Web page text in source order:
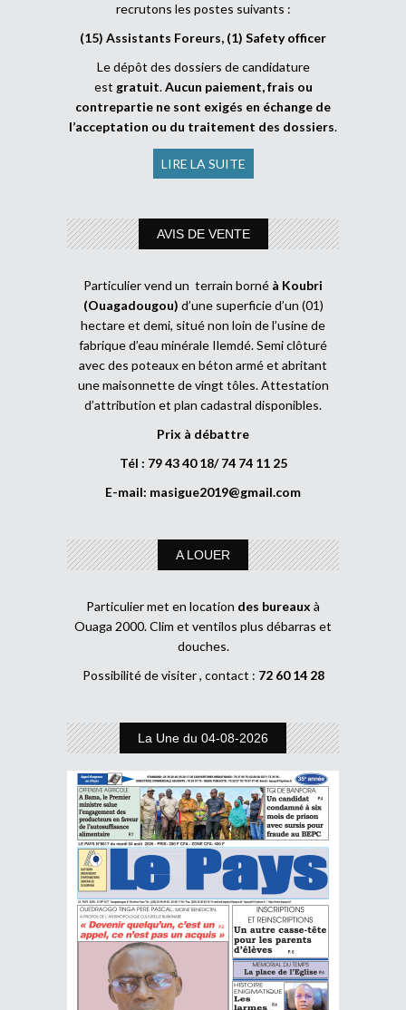
recrutons les postes suivants :
(15) Assistants Foreurs, (1) Safety officer
Le dépôt des dossiers de candidature
est gratuit.Aucun paiement, frais ou
contrepartie ne sont exigés en échange de
l’acceptation ou du traitement des dossiers.
LIRE LA SUITE
AVIS DE VENTE
Particulier vend un terrain borné à Koubri
(Ouagadougou) d’une superficie d’un (01)
hectare et demi, situé non loin de l’usine de
fabrique d’eau minérale Ilemdé. Semi clôturé
avec des poteaux en béton armé et abritant
une maisonnette de vingt tôles. Attestation
d’attribution et plan cadastral disponibles.
Prix à débattre
Tél : 79 43 40 18/ 74 74 11 25
E-mail: masigue2019@gmail.com
A LOUER
Particulier met en location des bureaux à
Ouaga 2000. Clim et ventilos plus débarras et
douches.
Possibilité de visiter , contact : 72 60 14 28
La Une du 04-08-2026